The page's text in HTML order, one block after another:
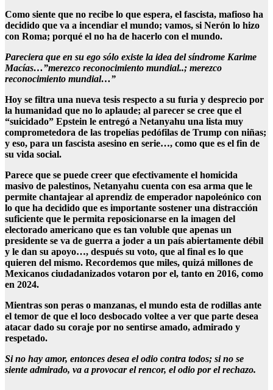
Como siente que no recibe lo que espera, el fascista, mafioso ha
decidido que va a incendiar el mundo; vamos, si Nerón lo hizo
con Roma; porqué el no ha de hacerlo con el mundo.
Pareciera que en su ego sólo existe la idea del síndrome Karime
Macías…”merezco reconocimiento mundial..; merezco
reconocimiento mundial…”
Hoy se filtra una nueva tesis respecto a su furia y desprecio por
la humanidad que no lo aplaude; al parecer se cree que el
“suicidado” Epstein le entregó a Netanyahu una lista muy
comprometedora de las tropelías pedófilas de Trump con niñas;
y eso, para un fascista asesino en serie…, como que es el fin de
su vida social.
Parece que se puede creer que efectivamente el homicida
masivo de palestinos, Netanyahu cuenta con esa arma que le
permite chantajear al aprendiz de emperador napoleónico con
lo que ha decidido que es importante sostener una distracción
suficiente que le permita reposicionarse en la imagen del
electorado americano que es tan voluble que apenas un
presidente se va de guerra a joder a un país abiertamente débil
y le dan su apoyo…, después su voto, que al final es lo que
quieren del mismo. Recordemos que miles, quizá millones de
Mexicanos ciudadanizados votaron por el, tanto en 2016, como
en 2024.
Mientras son peras o manzanas, el mundo esta de rodillas ante
el temor de que el loco desbocado voltee a ver que parte desea
atacar dado su coraje por no sentirse amado, admirado y
respetado.
Si no hay amor, entonces desea el odio contra todos; si no se
siente admirado, va a provocar el rencor, el odio por el rechazo.